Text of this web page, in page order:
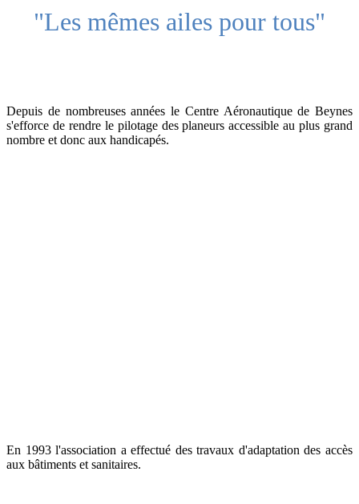
"Les mêmes ailes pour tous"
Depuis de nombreuses années le Centre Aéronautique de Beynes
s'efforce de rendre le pilotage des planeurs accessible au plus grand
nombre et donc aux handicapés.
En 1993 l'association a effectué des travaux d'adaptation des accès
aux bâtiments et sanitaires.